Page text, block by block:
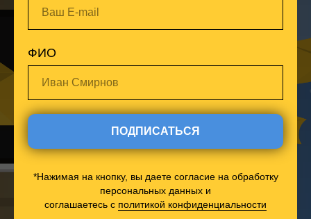
Ваш E-mail
ФИО
Иван Смирнов
ПОДПИСАТЬСЯ
*Нажимая на кнопку, вы даете согласие на обработку
персональных данных и
соглашаетесь c политикой конфиденциальности